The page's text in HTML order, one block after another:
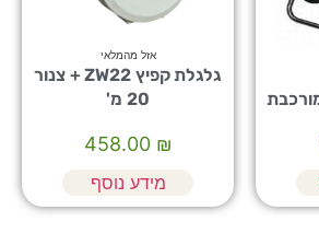
אזל מהמלאי
גלגלת קפיץ ZW22 + צנור
20 מ'
₪
458.00
מידע נוסף